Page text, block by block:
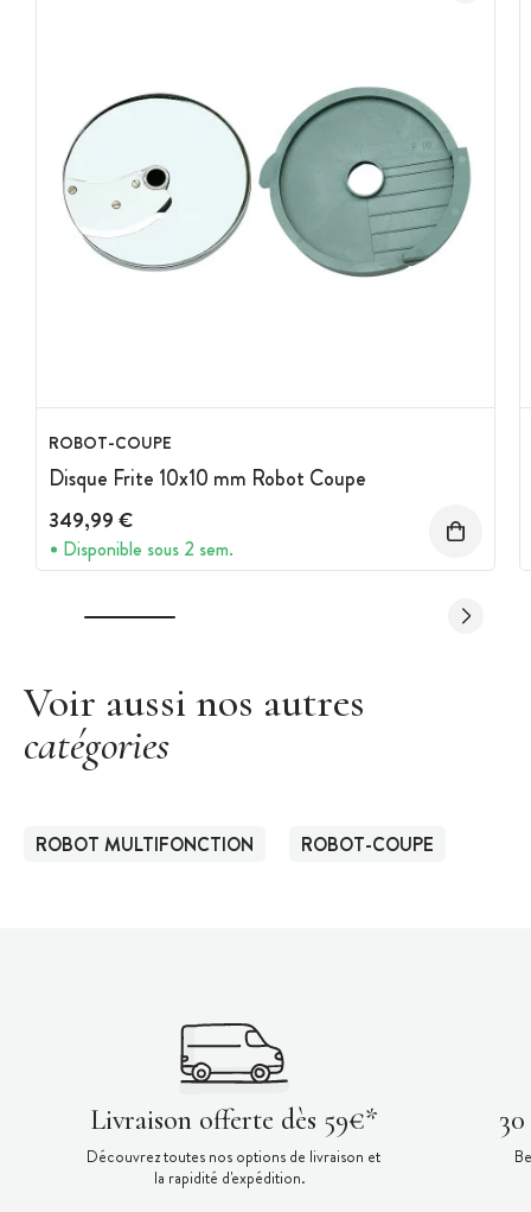
ROBOT-COUPE
Disque Frite 10x10 mm Robot Coupe
349,99 €
Disponible sous 2 sem.
Voir aussi nos autres
catégories
ROBOT MULTIFONCTION ROBOT-COUPE
Livraison offerte dès 59€*
Découvrez toutes nos options de livraison et
la rapidité d'expédition.